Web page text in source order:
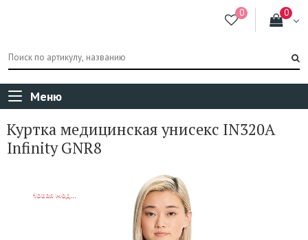
Меню
Куртка медицинская унисекс IN320A
Infinity GNR8
NEW!